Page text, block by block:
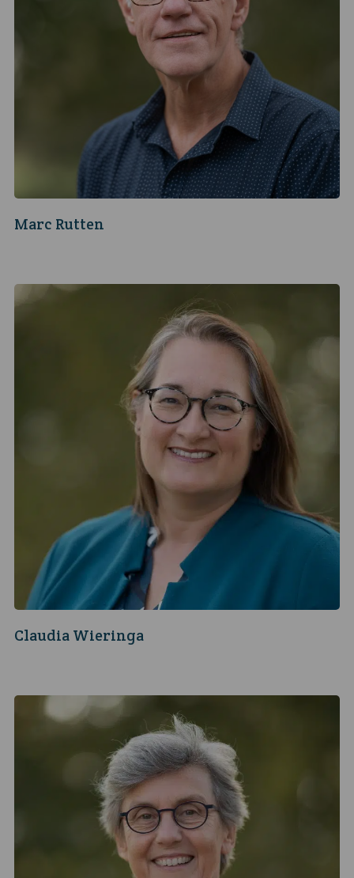
Marc Rutten
Claudia Wieringa